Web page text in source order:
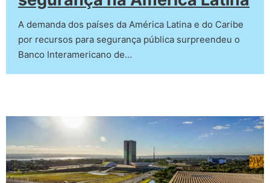
A demanda dos países da América Latina e do Caribe
por recursos para segurança pública surpreendeu o
Banco Interamericano de…